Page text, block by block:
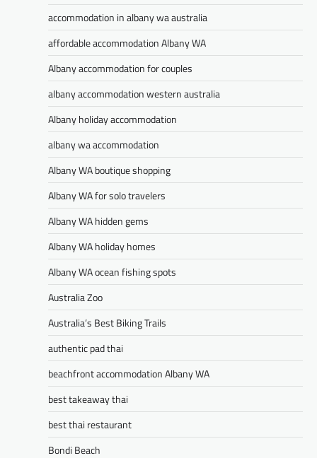
accommodation in albany wa australia
affordable accommodation Albany WA
Albany accommodation for couples
albany accommodation western australia
Albany holiday accommodation
albany wa accommodation
Albany WA boutique shopping
Albany WA for solo travelers
Albany WA hidden gems
Albany WA holiday homes
Albany WA ocean fishing spots
Australia Zoo
Australia’s Best Biking Trails
authentic pad thai
beachfront accommodation Albany WA
best takeaway thai
best thai restaurant
Bondi Beach